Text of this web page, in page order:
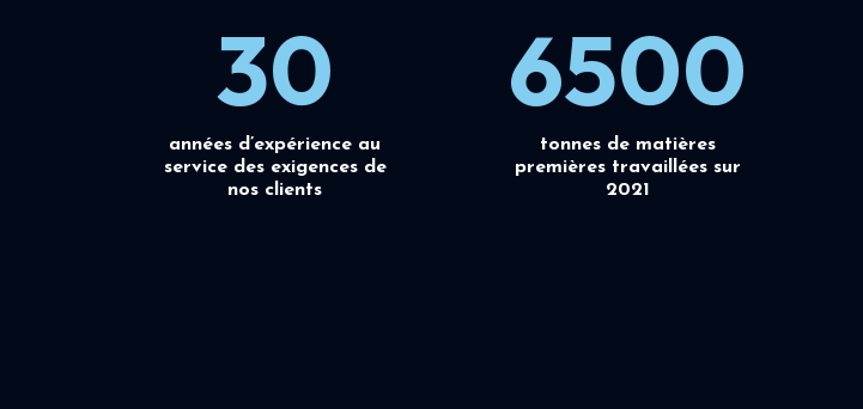
30
années d’expérience au
service des exigences de
nos clients
6500
tonnes de matières
premières travaillées sur
2021